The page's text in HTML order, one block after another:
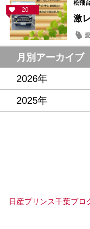
20
松飛
激
月別アーカイブ
2026年
2025年
日産プリンス千葉ブロ